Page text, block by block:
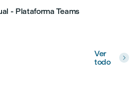
- Plataforma Teams
Ver
todo
